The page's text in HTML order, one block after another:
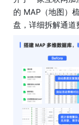
的 MAP（地图）
盘，详细拆解通道